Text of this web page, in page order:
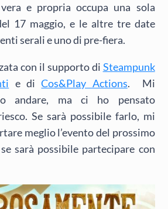
e propria occupa una sola
17 maggio, e le altre tre date
serali e uno di pre-fiera.
con il supporto di Steampunk
e diCos&Play Actions. Mi
andare, ma ci ho pensato
Se sarà possibile farlo, mi
meglio l’evento del prossimo
sarà possibile partecipare con